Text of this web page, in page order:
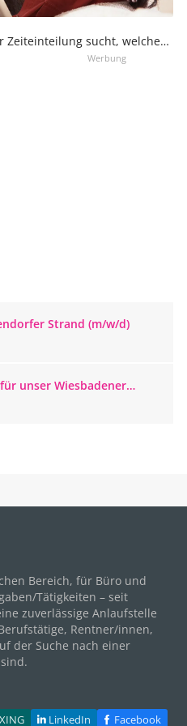
Strand (m/w/d)
unser Wiesbadener
Zeiteinteilung sucht, welcher
lässt, kann sich in der
Bereich, für Büro und
Tätigkeiten – seit
zuverlässige Anlaufstelle
Rentner/innen,
der Suche nach einer
XING LinkedIn Facebook